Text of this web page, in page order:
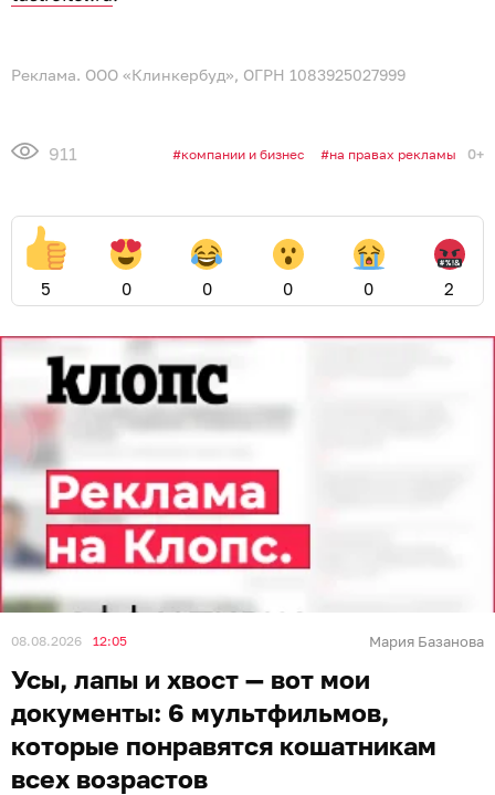
Реклама. ООО «Клинкербуд», ОГРН 1083925027999
911 компании и бизнес на правах рекламы 0+
5 0 0 0 0 2
08.08.2026 12:05 Мария Базанова
Усы, лапы и хвост — вот мои
документы: 6 мультфильмов,
которые понравятся кошатникам
всех возрастов